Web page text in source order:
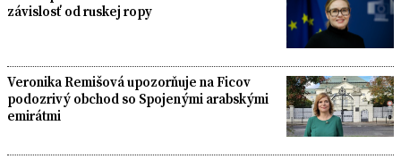
závislosť od ruskej ropy
Veronika Remišová upozorňuje na Ficov
podozrivý obchod so Spojenými arabskými
emirátmi